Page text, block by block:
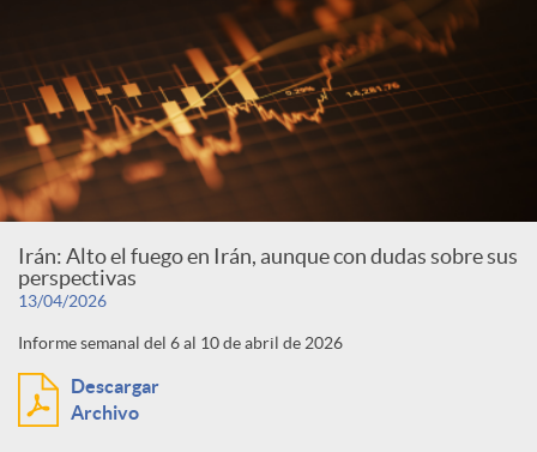
Irán: Alto el fuego en Irán, aunque con dudas sobre sus
perspectivas
13/04/2026
Informe semanal del 6 al 10 de abril de 2026
Descargar
Archivo